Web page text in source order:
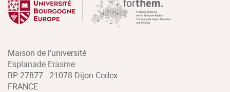
Maison de l'université
Esplanade Erasme
BP 27877 - 21078 Dijon Cedex
FRANCE